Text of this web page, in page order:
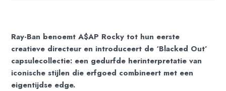
Ray-Ban benoemt A$AP Rocky tot hun eerste
creatieve directeur en introduceert de ‘Blacked Out’
capsulecollectie: een gedurfde herinterpretatie van
iconische stijlen die erfgoed combineert met een
eigentijdse edge.